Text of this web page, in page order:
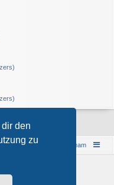
den
zu
Das Team
© phpBB Limited